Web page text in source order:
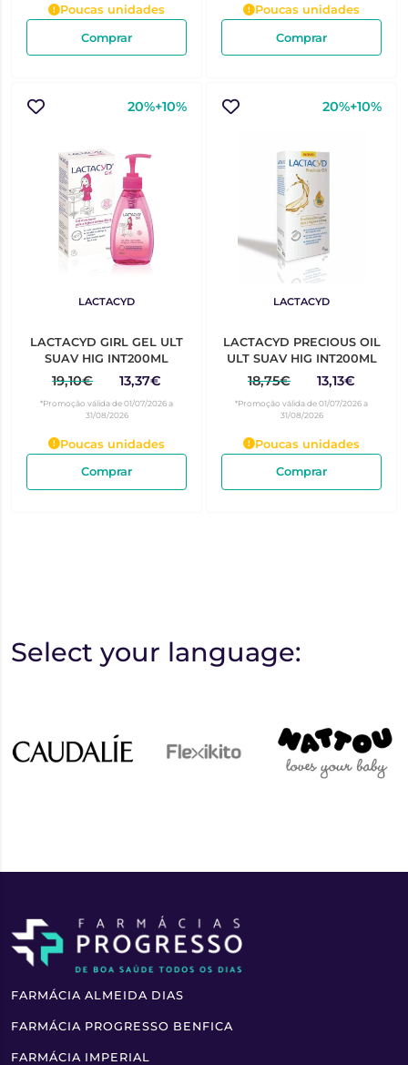
Poucas unidades
Comprar
Poucas unidades
Comprar
20%+10%
LACTACYD
LACTACYD GIRL GEL ULT
SUAV HIG INT200ML
19,10€ 13,37€
*Promoção válida de 01/07/2026 a
31/08/2026
Poucas unidades
Comprar
20%+10%
LACTACYD
LACTACYD PRECIOUS OIL
ULT SUAV HIG INT200ML
18,75€ 13,13€
*Promoção válida de 01/07/2026 a
31/08/2026
Poucas unidades
Comprar
Select your language:
FARMÁCIA ALMEIDA DIAS
FARMÁCIA PROGRESSO BENFICA
FARMÁCIA IMPERIAL